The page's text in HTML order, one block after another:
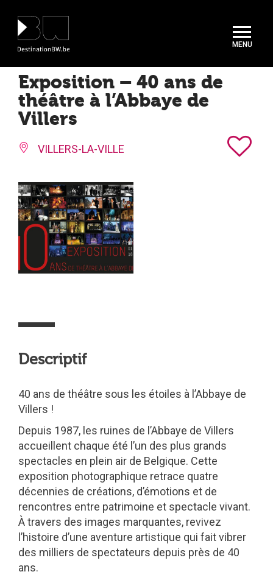
Exposition – 40 ans de
théâtre à l’Abbaye de
Villers
VILLERS-LA-VILLE
Descriptif
40 ans de théâtre sous les étoiles à l’Abbaye de
Villers !
Depuis 1987, les ruines de l’Abbaye de Villers
accueillent chaque été l’un des plus grands
spectacles en plein air de Belgique. Cette
exposition photographique retrace quatre
décennies de créations, d’émotions et de
rencontres entre patrimoine et spectacle vivant.
À travers des images marquantes, revivez
l’histoire d’une aventure artistique qui fait vibrer
des milliers de spectateurs depuis près de 40
ans.